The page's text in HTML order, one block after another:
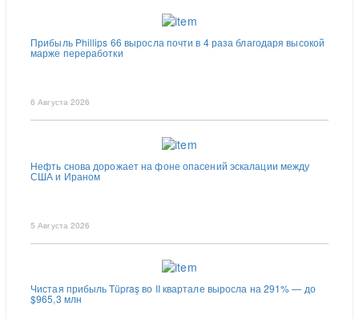
Прибыль Phillips 66 выросла почти в 4 раза благодаря высокой
марже переработки
6 Августа 2026
Нефть снова дорожает на фоне опасений эскалации между
США и Ираном
5 Августа 2026
Чистая прибыль Tüpraş во II квартале выросла на 291% — до
$965,3 млн